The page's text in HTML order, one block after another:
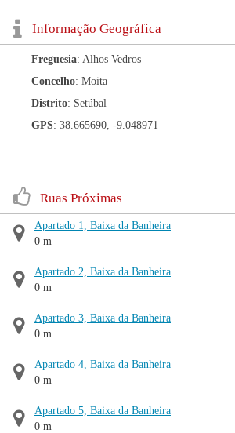
Informação Geográfica
Freguesia: Alhos Vedros
Concelho: Moita
Distrito: Setúbal
GPS: 38.665690, -9.048971
Ruas Próximas
Apartado 1, Baixa da Banheira
0 m
Apartado 2, Baixa da Banheira
0 m
Apartado 3, Baixa da Banheira
0 m
Apartado 4, Baixa da Banheira
0 m
Apartado 5, Baixa da Banheira
0 m